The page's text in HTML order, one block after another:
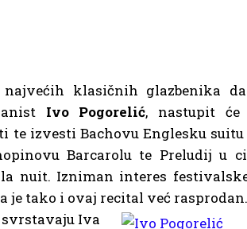
klasičnih glazbenika
Ivo Pogorelić, nastupit
te izvesti Bachovu Englesku suitu
Barcarolu te Preludij u
nuit. Izniman interes
je tako i ovaj recital već rasprodan.
Iva